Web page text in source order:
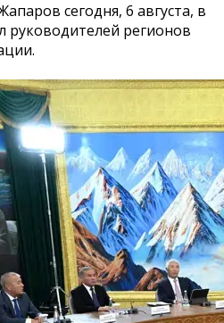
сегодня, 6 августа, в
руководителей регионов